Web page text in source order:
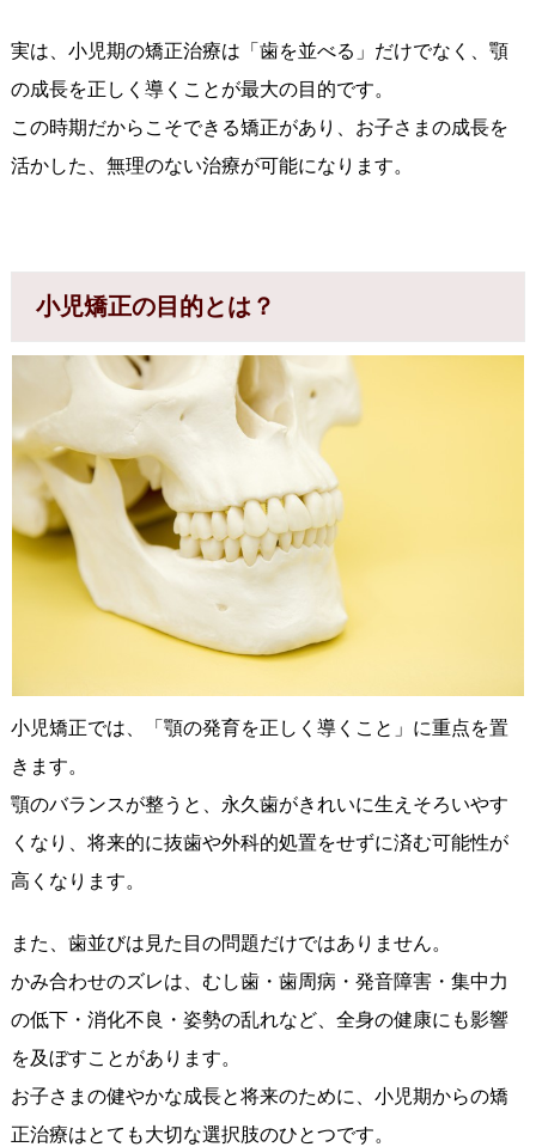
実は、小児期の矯正治療は「歯を並べる」だけでなく、顎
の成長を正しく導くことが最大の目的です。
この時期だからこそできる矯正があり、お子さまの成長を
活かした、無理のない治療が可能になります。
小児矯正の目的とは？
小児矯正では、「顎の発育を正しく導くこと」に重点を置
きます。
顎のバランスが整うと、永久歯がきれいに生えそろいやす
くなり、将来的に抜歯や外科的処置をせずに済む可能性が
高くなります。
また、歯並びは見た目の問題だけではありません。
かみ合わせのズレは、むし歯・歯周病・発音障害・集中力
の低下・消化不良・姿勢の乱れなど、全身の健康にも影響
を及ぼすことがあります。
お子さまの健やかな成長と将来のために、小児期からの矯
正治療はとても大切な選択肢のひとつです。